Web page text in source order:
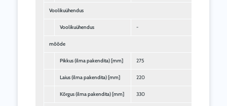
Voolikuühendus
Voolikuühendus -
mõõde
Pikkus (ilma pakendita) [mm] 275
Laius (ilma pakendita) [mm] 220
Kõrgus (ilma pakendita) [mm] 330